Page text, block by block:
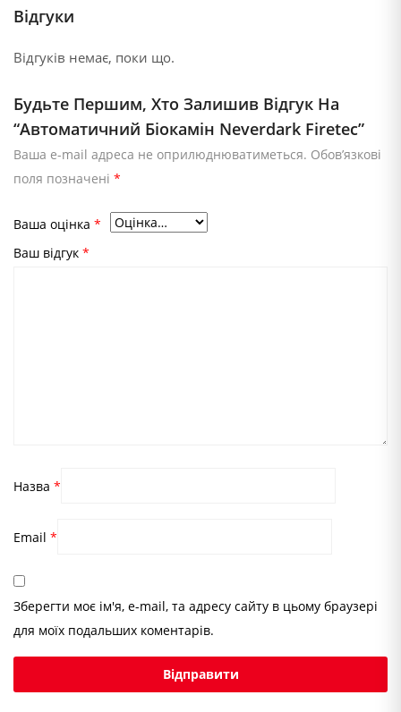
Відгуки
Відгуків немає, поки що.
Будьте Першим, Хто Залишив Відгук На
“Автоматичний Біокамін Neverdark Firetec”
Ваша e-mail адреса не оприлюднюватиметься. Обов’язкові
поля позначені *
Ваша оцінка *
Ваш відгук *
Назва *
Email *
Зберегти моє ім'я, e-mail, та адресу сайту в цьому браузері
для моїх подальших коментарів.